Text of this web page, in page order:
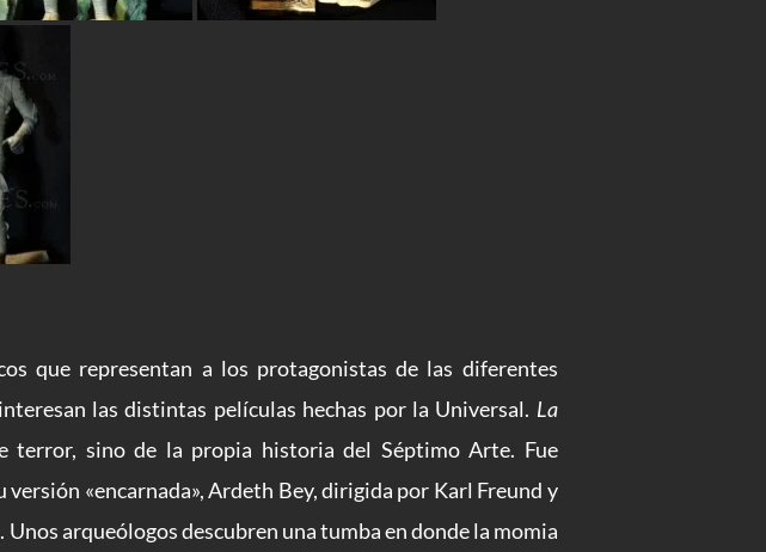
que representan a los protagonistas de las diferentes
las distintas películas hechas por la Universal. La
terror, sino de la propia historia del Séptimo Arte. Fue
«encarnada», Ardeth Bey, dirigida por Karl Freund y
arqueólogos descubren una tumba en donde la momia